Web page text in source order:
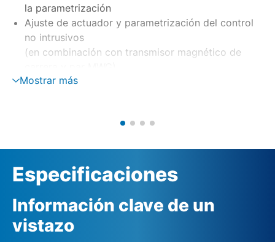
la parametrización
Ajuste de actuador y parametrización del control
no intrusivos
(en combinación con transmisor magnético de
Montaje separado en soporte mural
Vigilancia de fase con corrección automática de
Mostrar más
Especificaciones
Información clave de un
vistazo